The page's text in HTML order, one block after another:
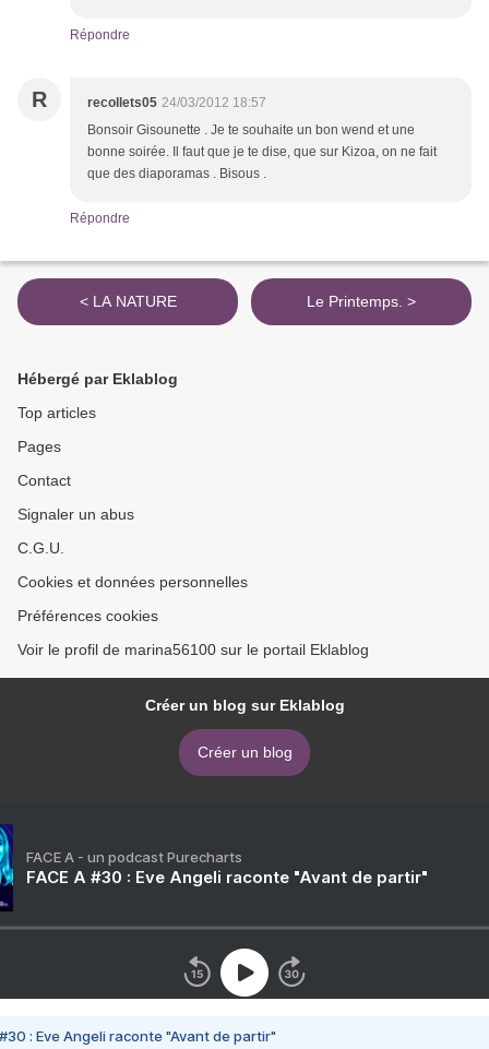
Répondre
R recollets05 24/03/2012 18:57
Bonsoir Gisounette . Je te souhaite un bon wend et une
bonne soirée. Il faut que je te dise, que sur Kizoa, on ne fait
que des diaporamas . Bisous .
Répondre
< LA NATURE Le Printemps. >
Hébergé par Eklablog
Top articles
Pages
Contact
Signaler un abus
C.G.U.
Cookies et données personnelles
Préférences cookies
Voir le profil de marina56100 sur le portail Eklablog
Créer un blog sur Eklablog
Créer un blog
FACE A - un podcast Purecharts
FACE A #30 : Eve Angeli raconte "Avant de partir"
#30 : Eve Angeli raconte "Avant de partir"